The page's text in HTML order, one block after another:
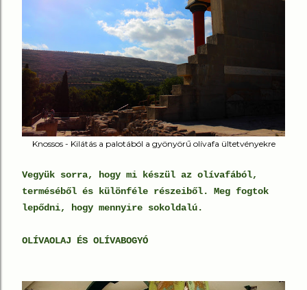
Knossos - Kilátás a palotából a gyönyörű olívafa ültetvényekre
Vegyük sorra, hogy mi készül az olívafából,
terméséből és különféle részeiből. Meg fogtok
lepődni, hogy mennyire sokoldalú.
OLÍVAOLAJ ÉS OLÍVABOGYÓ